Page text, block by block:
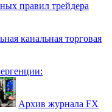
правил трейдера
канальная торговая
Архив журнала FX